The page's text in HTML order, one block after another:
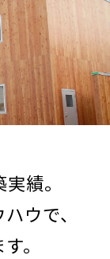
績。
ウで、
。